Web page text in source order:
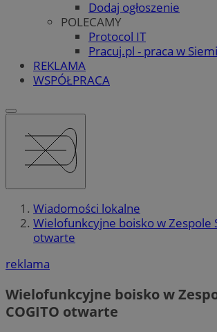
Dodaj ogłoszenie
POLECAMY
Protocol IT
Pracuj.pl - praca w
REKLAMA
WSPÓŁPRACA
Wiadomości lokalne
Wielofunkcyjne boisko w Zespole
otwarte
reklama
Wielofunkcyjne boisko w
COGITO otwarte